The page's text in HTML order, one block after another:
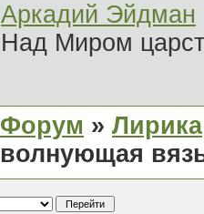
Аркадий Эйдман
Над Миром
Форум » Лирика
волнующая